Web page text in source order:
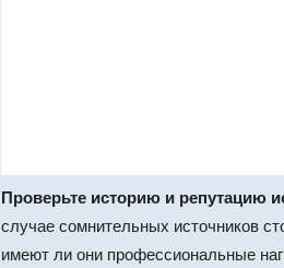
Проверьте историю и репутацию
случае сомнительных источников
имеют ли они профессиональные